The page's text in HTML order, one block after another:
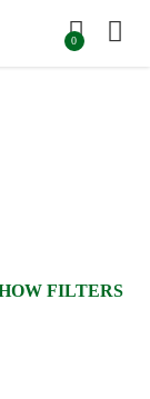
0
FILTERS